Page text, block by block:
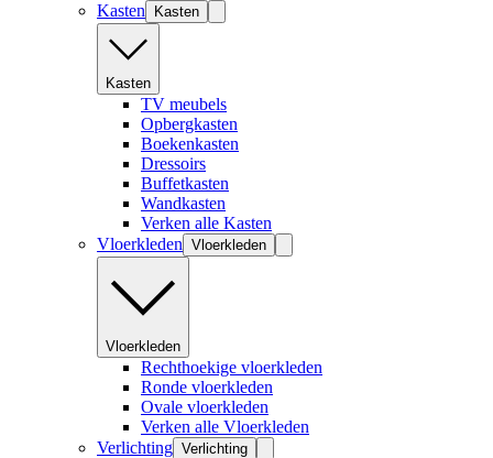
Kasten
Kasten
Kasten
TV meubels
Opbergkasten
Boekenkasten
Dressoirs
Buffetkasten
Wandkasten
Verken alle Kasten
Vloerkleden Vloerkleden
Vloerkleden
Rechthoekige vloerkleden
Ronde vloerkleden
Ovale vloerkleden
Verken alle Vloerkleden
Verlichting Verlichting